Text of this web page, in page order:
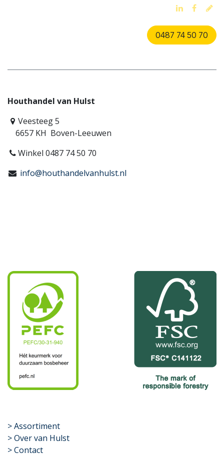
0487 74 50 70
Houthandel van Hulst
Veesteeg 5
6657 KH Boven-Leeuwen
Winkel 0487 74 50 70
info@houthandelvanhulst.nl
​>Assortiment
> Over van Hulst
> Contact